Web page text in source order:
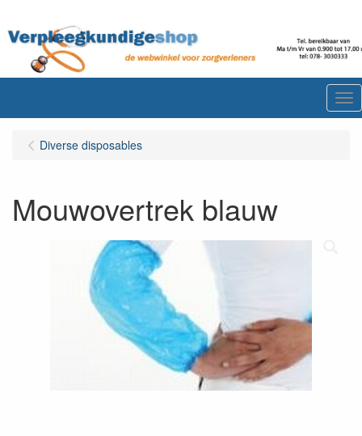
Diverse disposables
Mouwovertrek blauw